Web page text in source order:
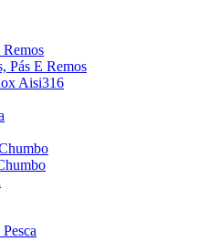
Remos
Pás E Remos
Aisi316